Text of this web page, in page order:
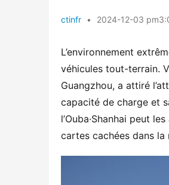
ctinfr • 2024-12-03
L’environnement
véhicules tout-terrain.
Guangzhou, a attiré
capacité de charge et
l’Ouba·Shanhai peut
cartes cachées dans la